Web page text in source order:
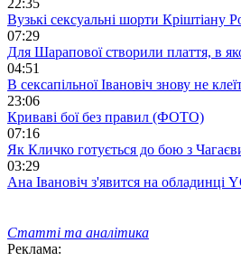
22:35
Вузькі сексуальні шорти
07:29
Для Шарапової створили плаття, в
04:51
В сексапільної Івановіч знову не
23:06
Криваві бої без правил (ФОТО)
07:16
Як Кличко готується до бою з
03:29
Ана Івановіч з'явится на
Статті та аналітика
Реклама: